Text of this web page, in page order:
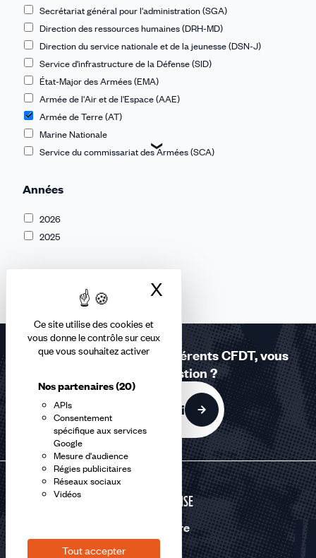
Ce site utilise des cookies et
vous donne le contrôle sur ceux
que vous souhaitez activer
Nos partenaires(20)
APIs
Consentement
spécifique aux services
Google
Mesure d'audience
Régies publicitaires
Réseaux sociaux
Vidéos
Tout accepter
X
Secrétariat général pour l'administration (SGA)
Direction des ressources humaines (DRH-MD)
Direction du service nationale et de la jeunesse (DSN-J)
Service d'infrastructure de la Défense (SID)
État-Major des Armées (EMA)
Armée de l'Air et de l'Espace (AAE)
Armée de Terre (AT)
Marine Nationale
Service du commissariat des Armées (SCA)
Service industriel de l'Aéronautique (SIAé)
Service de santé des armées (SSA)
Commissariat au numérique de défense (CND)
Action Sociale des Armées (SCN ASA)
Gendarmerie
Années
2026
2025
Réponses à la carte - Adhérents CFDT, vous
avez une question ?
C'est par ici
DÉFENSE
Nous suivre